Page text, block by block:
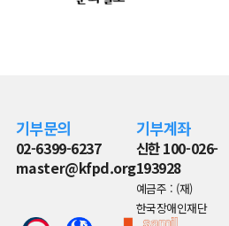
기부문의
02-6399-6237
master@kfpd.org
기부계좌
신한 100-026-
193928
예금주 : (재)
한국장애인재단